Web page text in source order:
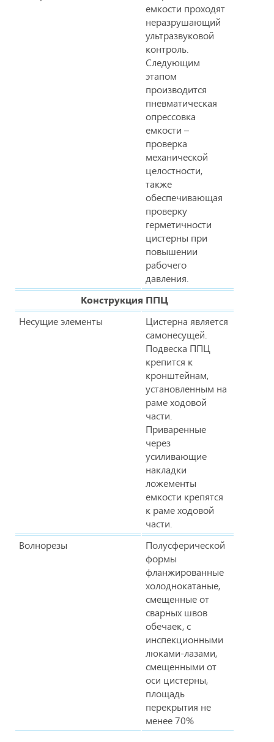
емкости проходят
неразрушающий
ультразвуковой
контроль.
Следующим
этапом
производится
пневматическая
опрессовка
емкости –
проверка
механической
целостности,
также
обеспечивающая
проверку
герметичности
цистерны при
повышении
рабочего
давления.
Конструкция ППЦ
Несущие элементы
Цистерна является
самонесущей.
Подвеска ППЦ
крепится к
кронштейнам,
установленным на
раме ходовой
части.
Приваренные
через
усиливающие
накладки
ложементы
емкости крепятся
к раме ходовой
части.
Волнорезы
Полусферической
формы
фланжированные
холоднокатаные,
смещенные от
сварных швов
обечаек, с
инспекционными
люками-лазами,
смещенными от
оси цистерны,
площадь
перекрытия не
менее 70%